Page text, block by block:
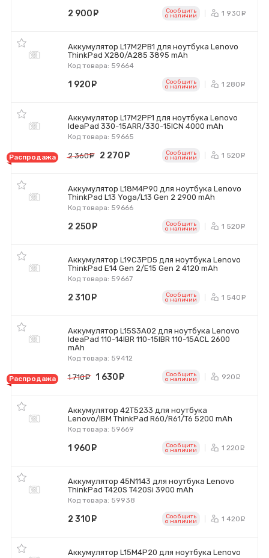
2 900 Сообщить
o наличии 1 930
Аккумулятор L17M2PB1 для ноутбука Lenovo
ThinkPad X280/A285 3895 mAh
Код товара: 59664
1 920 Сообщить
o наличии 1 280
Аккумулятор L17M2PF1 для ноутбука Lenovo
IdeaPad 330-15ARR/330-15ICN 4000 mAh
Код товара: 59665
Распродажа 2 360 руб.
2 270 руб.Сообщить
o наличии 1 520
Аккумулятор L18M4P90 для ноутбука Lenovo
ThinkPad L13 Yoga/L13 Gen 2 2900 mAh
Код товара: 59666
2 250 Сообщить
o наличии 1 520
Аккумулятор L19C3PD5 для ноутбука Lenovo
ThinkPad E14 Gen 2/E15 Gen 2 4120 mAh
Код товара: 59667
2 310 Сообщить
o наличии 1 540
Аккумулятор L15S3A02 для ноутбука Lenovo
IdeaPad 110-14IBR 110-15IBR 110-15ACL 2600
mAh
Код товара: 59412
Распродажа 1 710 руб.
1 630 руб.Сообщить
o наличии 920
Аккумулятор 42T5233 для ноутбука
Lenovo/IBM ThinkPad R60/R61/T6 5200 mAh
Код товара: 59669
1 960 Сообщить
o наличии 1 220
Аккумулятор 45N1143 для ноутбука Lenovo
ThinkPad T420S T420Si 3900 mAh
Код товара: 59938
2 310 Сообщить
o наличии 1 420
Аккумулятор L15M4P20 для ноутбука Lenovo